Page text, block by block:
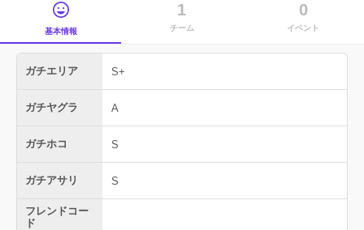
基本情報
1
チーム
0
イベント
ガチエリア S+
ガチヤグラ A
ガチホコ S
ガチアサリ S
フレンドコー
ド